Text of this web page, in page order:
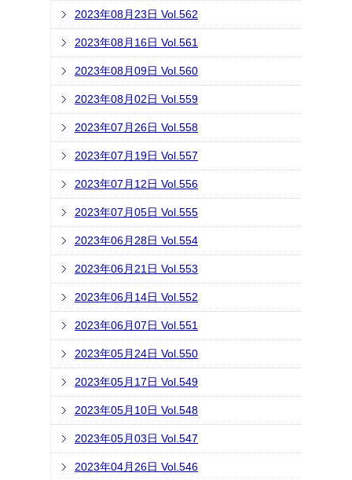
2023年08月23日 Vol.562
2023年08月16日 Vol.561
2023年08月09日 Vol.560
2023年08月02日 Vol.559
2023年07月26日 Vol.558
2023年07月19日 Vol.557
2023年07月12日 Vol.556
2023年07月05日 Vol.555
2023年06月28日 Vol.554
2023年06月21日 Vol.553
2023年06月14日 Vol.552
2023年06月07日 Vol.551
2023年05月24日 Vol.550
2023年05月17日 Vol.549
2023年05月10日 Vol.548
2023年05月03日 Vol.547
2023年04月26日 Vol.546